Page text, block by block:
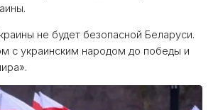
не будет безопасной Беларуси.
с украинским народом до победы и